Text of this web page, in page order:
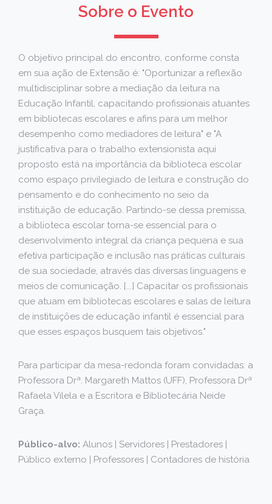
Sobre o Evento
O objetivo principal do encontro, conforme consta
em sua ação de Extensão é: "Oportunizar a reflexão
multidisciplinar sobre a mediação da leitura na
Educação Infantil, capacitando profissionais atuantes
em bibliotecas escolares e afins para um melhor
desempenho como mediadores de leitura" e "A
justificativa para o trabalho extensionista aqui
proposto está na importância da biblioteca escolar
como espaço privilegiado de leitura e construção do
pensamento e do conhecimento no seio da
instituição de educação. Partindo-se dessa premissa,
a biblioteca escolar torna-se essencial para o
desenvolvimento integral da criança pequena e sua
efetiva participação e inclusão nas práticas culturais
de sua sociedade, através das diversas linguagens e
meios de comunicação. [...] Capacitar os profissionais
que atuam em bibliotecas escolares e salas de leitura
de instituições de educação infantil é essencial para
que esses espaços busquem tais objetivos."
Para participar da mesa-redonda foram convidadas: a
Professora Drª. Margareth Mattos (UFF), Professora Drª
Rafaela Vilela e a Escritora e Bibliotecária Neide
Graça.
Público-alvo: Alunos | Servidores | Prestadores |
Público externo | Professores | Contadores de história